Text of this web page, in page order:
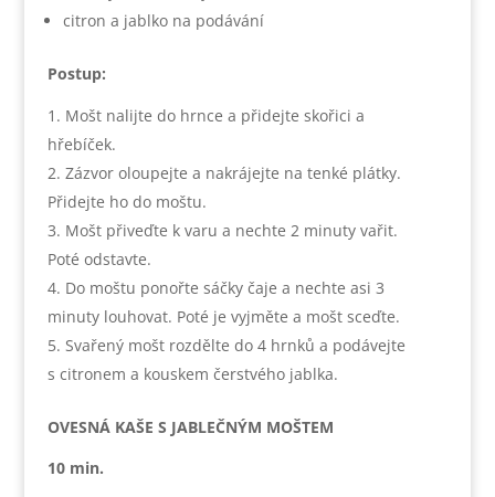
citron a jablko na podávání
Postup:
Mošt nalijte do hrnce a přidejte skořici a
hřebíček.
Zázvor oloupejte a nakrájejte na tenké plátky.
Přidejte ho do moštu.
Mošt přiveďte k varu a nechte 2 minuty vařit.
Poté odstavte.
Do moštu ponořte sáčky čaje a nechte asi 3
minuty louhovat. Poté je vyjměte a mošt sceďte.
Svařený mošt rozdělte do 4 hrnků a podávejte
s citronem a kouskem čerstvého jablka.
OVESNÁ KAŠE S JABLEČNÝM MOŠTEM
10 min.